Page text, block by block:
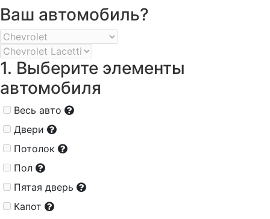
Ваш автомобиль?
1. Выберите элементы
автомобиля
Весь авто
Двери
Потолок
Пол
Пятая дверь
Капот